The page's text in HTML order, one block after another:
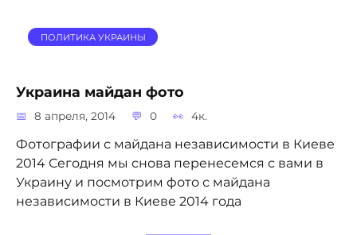
ПОЛИТИКА УКРАИНЫ
Украина майдан фото
8 апреля, 2014 0 4к.
Фотографии с майдана независимости в Киеве
2014 Сегодня мы снова перенесемся с вами в
Украину и посмотрим фото с майдана
независимости в Киеве 2014 года